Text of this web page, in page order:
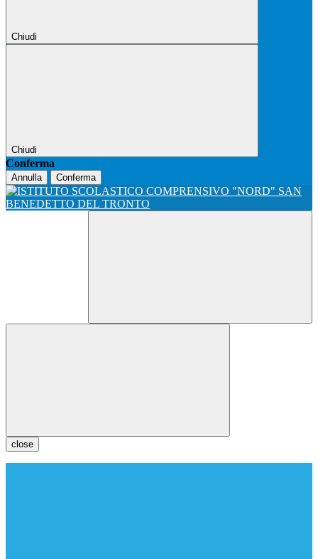
Chiudi
Chiudi
Conferma
Annulla Conferma
close